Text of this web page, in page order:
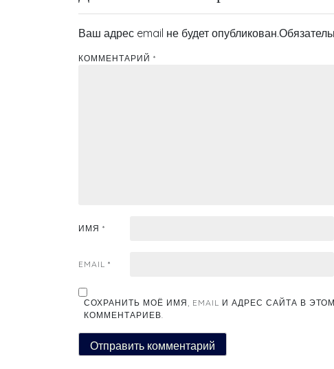
записям
Ваш адрес email не будет опубликован.
КОММЕНТАРИЙ *
ИМЯ *
EMAIL *
СОХРАНИТЬ МОЁ ИМЯ, EMAIL И АДРЕС САЙТА В
КОММЕНТАРИЕВ.